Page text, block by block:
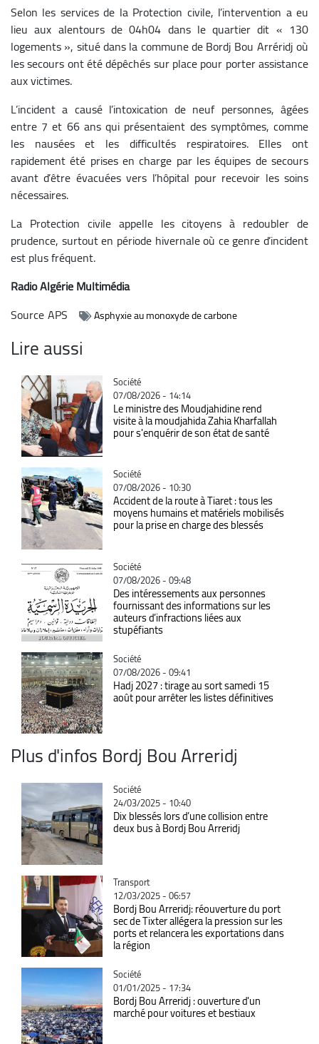
Selon les services de la Protection civile, l’intervention a eu
lieu aux alentours de 04h04 dans le quartier dit « 130
logements », situé dans la commune de Bordj Bou Arréridj où
les secours ont été dépêchés sur place pour porter assistance
aux victimes.
L’incident a causé l’intoxication de neuf personnes, âgées
entre 7 et 66 ans qui présentaient des symptômes, comme
les nausées et les difficultés respiratoires. Elles ont
rapidement été prises en charge par les équipes de secours
avant d’être évacuées vers l’hôpital pour recevoir les soins
nécessaires.
La Protection civile appelle les citoyens à redoubler de
prudence, surtout en période hivernale où ce genre d’incident
est plus fréquent.
Radio Algérie Multimédia
SourceAPS Asphyxie au monoxyde de carbone
Lire aussi
Catégorie
Société
07/08/2026 - 14:14
Le ministre des Moudjahidine rend
visite à la moudjahida Zahia Kharfallah
pour s'enquérir de son état de santé
Catégorie
Société
07/08/2026 - 10:30
Accident de la route à Tiaret : tous les
moyens humains et matériels mobilisés
pour la prise en charge des blessés
Catégorie
Société
07/08/2026 - 09:48
Des intéressements aux personnes
fournissant des informations sur les
auteurs d’infractions liées aux
stupéfiants
Catégorie
Société
07/08/2026 - 09:41
Hadj 2027 : tirage au sort samedi 15
août pour arrêter les listes définitives
Plus d'infos Bordj Bou Arreridj
Catégorie
Société
24/03/2025 - 10:40
Dix blessés lors d’une collision entre
deux bus à Bordj Bou Arreridj
Catégorie
Transport
12/03/2025 - 06:57
Bordj Bou Arreridj: réouverture du port
sec de Tixter allégera la pression sur les
ports et relancera les exportations dans
la région
Catégorie
Société
01/01/2025 - 17:34
Bordj Bou Arreridj : ouverture d'un
marché pour voitures et bestiaux